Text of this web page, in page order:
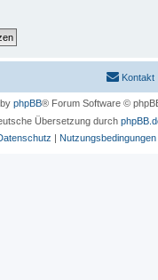
Kontakt
phpBB® Forum Software ©
Übersetzung durch
| Nutzungsbedingungen